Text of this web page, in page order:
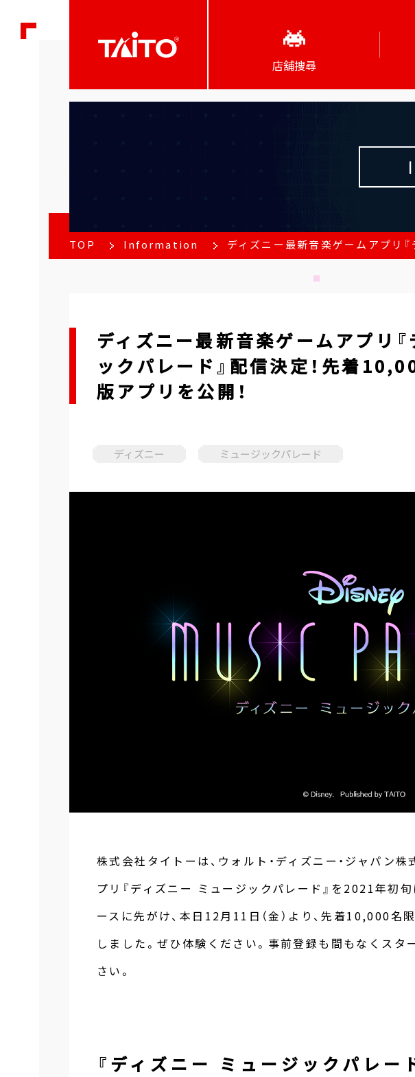
店舖搜尋
TOP Information ディズニー最新音楽ゲームアプリ
ディズニー最新音楽ゲームアプリ
ックパレード』配信決定！先着
版アプリを公開！
ディズニー ミュージックパレード
株式会社タイトーは、ウォルト・ディズニー・ジャパン
プリ『ディズニー ミュージックパレード』を2021年初
ースに先がけ、本日12月11日（金）より、先着10,000名
しました。ぜひ体験ください。事前登録も間もなくスタ
さい。
『ディズニー ミュージックパレー